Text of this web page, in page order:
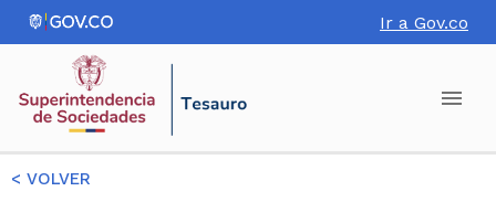
Ir a Gov.co
< VOLVER